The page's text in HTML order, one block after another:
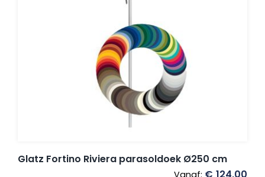
Glatz Fortino Riviera parasoldoek Ø250 cm